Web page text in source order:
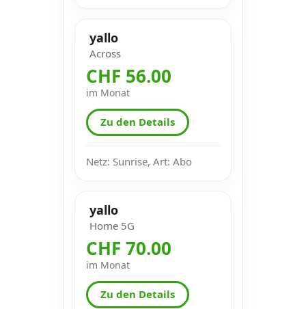
yallo
Across
CHF 56.00
im Monat
Zu den Details
Netz: Sunrise, Art: Abo
yallo
Home 5G
CHF 70.00
im Monat
Zu den Details